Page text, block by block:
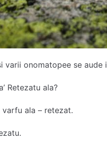
varii onomatopee se aude
ala?
ala – retezat.